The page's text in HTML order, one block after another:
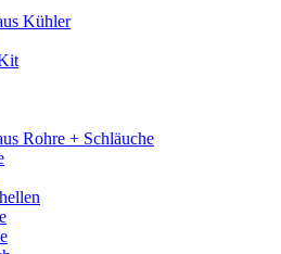
Kühler
Rohre + Schläuche